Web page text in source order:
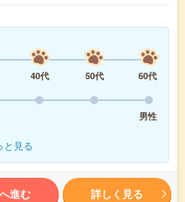
40代 50代
60代
男性
と見る
進む 詳しく見る